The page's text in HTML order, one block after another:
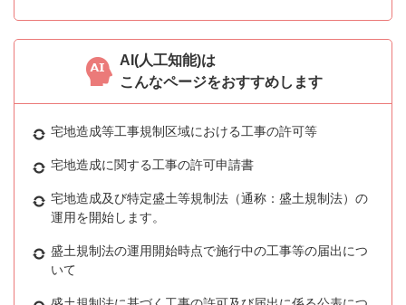
AI(人工知能)は
こんなページをおすすめします
宅地造成等工事規制区域における工事の許可等
宅地造成に関する工事の許可申請書
宅地造成及び特定盛土等規制法（通称：盛土規制法）の
運用を開始します。
盛土規制法の運用開始時点で施行中の工事等の届出につ
いて